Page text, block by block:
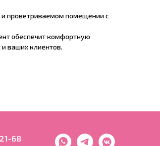
и проветриваемом помещении с
обеспечит комфортную
ваших клиентов.
68